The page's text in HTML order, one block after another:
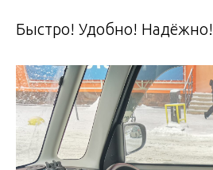
Быcтрo! Удобнo! Hадёжнo!